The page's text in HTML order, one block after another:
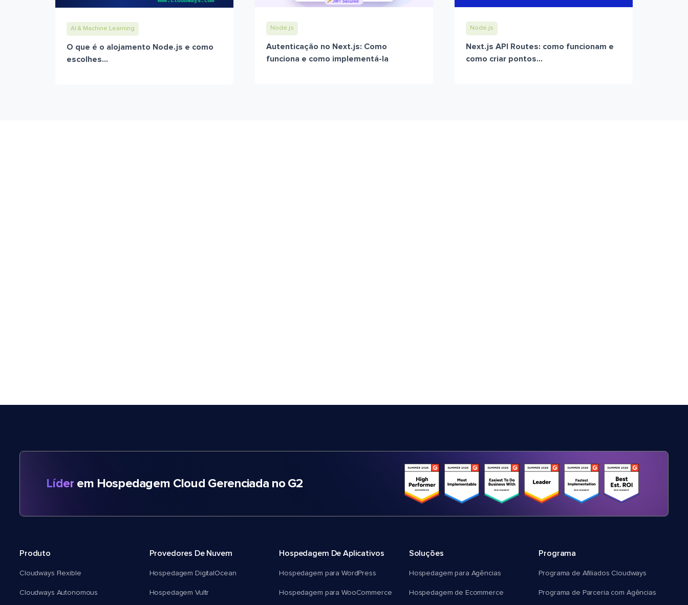
AI & Machine Learning
O que é o alojamento Node.js e como
escolhes...
Node.js
Autenticação no Next.js: Como
funciona e como implementá-la
Node.js
Next.js API Routes: como funcionam e
como criar pontos...
Líder em Hospedagem Cloud Gerenciada no G2
Produto
Cloudways Flexible
Cloudways Autonomous
Provedores De Nuvem
Hospedagem DigitalOcean
Hospedagem Vultr
Hospedagem De Aplicativos
Hospedagem para WordPress
Hospedagem para WooCommerce
Soluções
Hospedagem para Agências
Hospedagem de Ecommerce
Programa
Programa de Afiliados Cloudways
Programa de Parceria com Agências